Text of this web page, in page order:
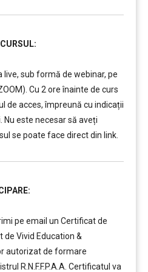
live, sub formă de webinar, pe
Cu 2 ore înainte de curs
de acces, împreună cu indicații
este necesar să aveți
se poate face direct din link.
pe email un Certificat de
de Vivid Education &
autorizat de formare
R.N.F.F.P.A.A. Certificatul va